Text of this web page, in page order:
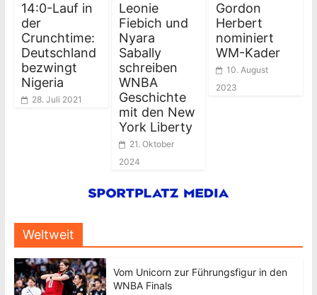
14:0-Lauf in
der
Crunchtime:
Deutschland
bezwingt
Nigeria
28. Juli 2021
Leonie
Fiebich und
Nyara
Sabally
schreiben
WNBA
Geschichte
mit den New
York Liberty
21. Oktober
2024
Gordon
Herbert
nominiert
WM-Kader
10. August
2023
Weltweit
Vom Unicorn zur Führungsfigur in den
WNBA Finals